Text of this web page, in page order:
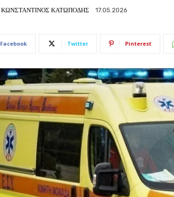
ΚΩΝΣΤΑΝΤΙΝΟΣ ΚΑΤΩΠΟΔΗΣ 17.05.2026
Facebook Twitter Pinterest